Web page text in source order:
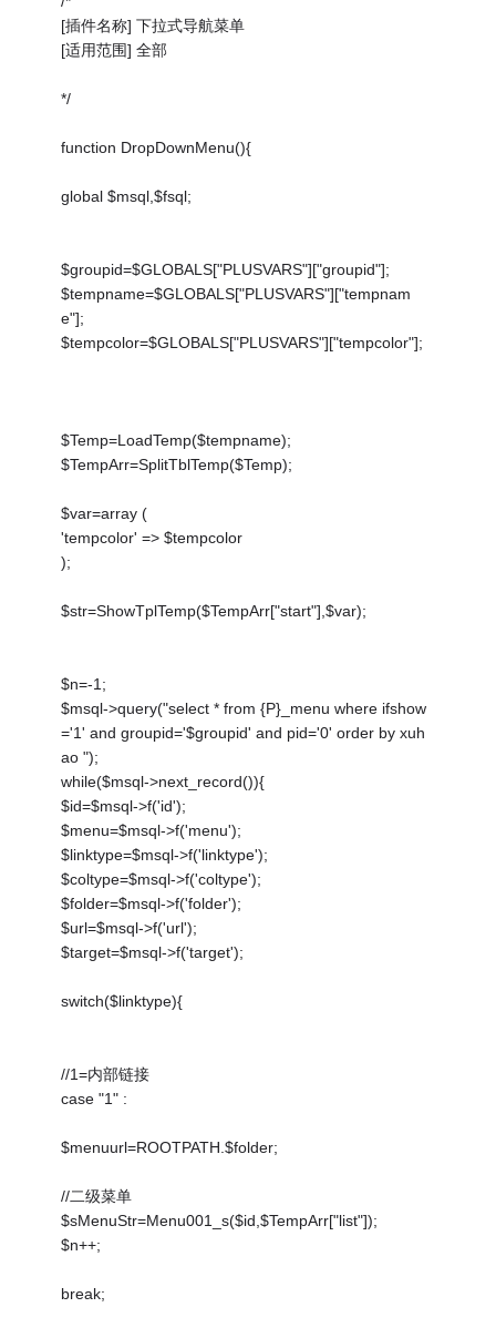
[插件名称] 下拉式导航菜单
[适用范围] 全部
*/
function DropDownMenu(){
global $msql,$fsql;
$groupid=$GLOBALS["PLUSVARS"]["groupid"];
$tempname=$GLOBALS["PLUSVARS"]["tempnam
e"];
$tempcolor=$GLOBALS["PLUSVARS"]["tempcolor"];
$Temp=LoadTemp($tempname);
$TempArr=SplitTblTemp($Temp);
$var=array (
'tempcolor' => $tempcolor
);
$str=ShowTplTemp($TempArr["start"],$var);
$n=-1;
$msql->query("select * from {P}_menu where ifshow
='1' and groupid='$groupid' and pid='0' order by xuh
ao ");
while($msql->next_record()){
$id=$msql->f('id');
$menu=$msql->f('menu');
$linktype=$msql->f('linktype');
$coltype=$msql->f('coltype');
$folder=$msql->f('folder');
$url=$msql->f('url');
$target=$msql->f('target');
switch($linktype){
//1=内部链接
case "1" :
$menuurl=ROOTPATH.$folder;
//二级菜单
$sMenuStr=Menu001_s($id,$TempArr["list"]);
$n++;
break;